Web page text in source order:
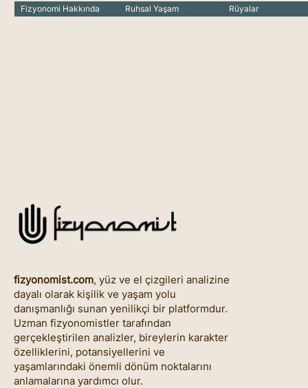
Fizyonomi Hakkında Ruhsal Yaşam Rüyalar
fizyonomist.com, yüz ve el çizgileri analizine
dayalı olarak kişilik ve yaşam yolu
danışmanlığı sunan yenilikçi bir platformdur.
Uzman fizyonomistler tarafından
gerçekleştirilen analizler, bireylerin karakter
özelliklerini, potansiyellerini ve
yaşamlarındaki önemli dönüm noktalarını
anlamalarına yardımcı olur.